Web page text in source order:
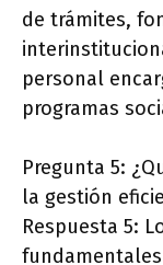
de trámites,
personal
programas
Pregunta 5:
la gestión
Respuesta 5: